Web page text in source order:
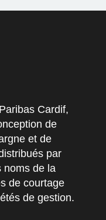
Cardif,
de
et de
par
noms de la
de courtage
de gestion.